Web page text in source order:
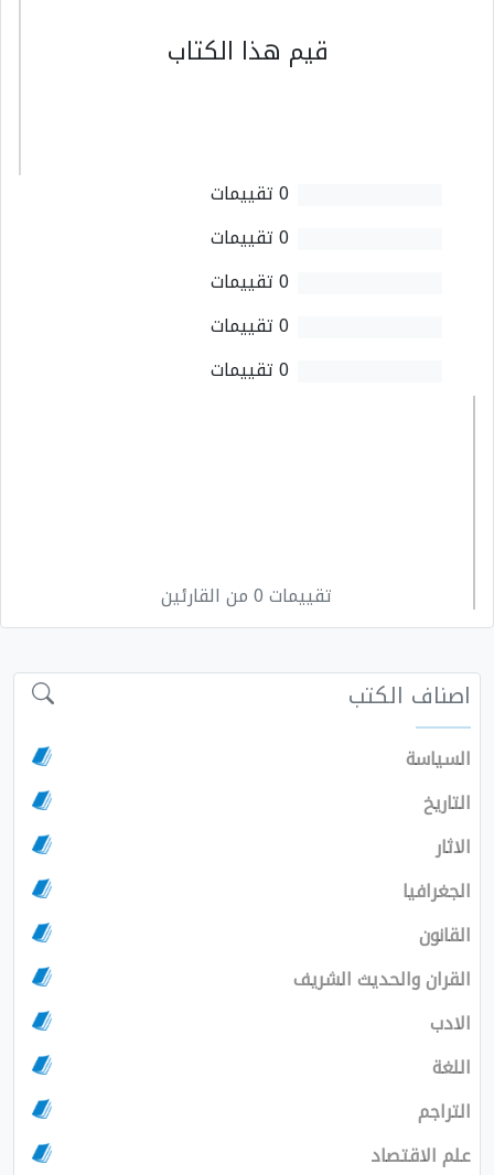
قيم هذا الكتاب
0 تقييمات
0 تقييمات
0 تقييمات
0 تقييمات
0 تقييمات
تقييمات 0 من القارئين
اصناف الكتب
السياسة
التاريخ
الاثار
الجغرافيا
القانون
القران والحديث الشريف
الادب
اللغة
التراجم
علم الاقتصاد